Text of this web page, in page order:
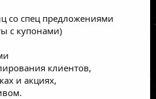
со спец предложениями
с купонами)
клиентов,
и акциях,